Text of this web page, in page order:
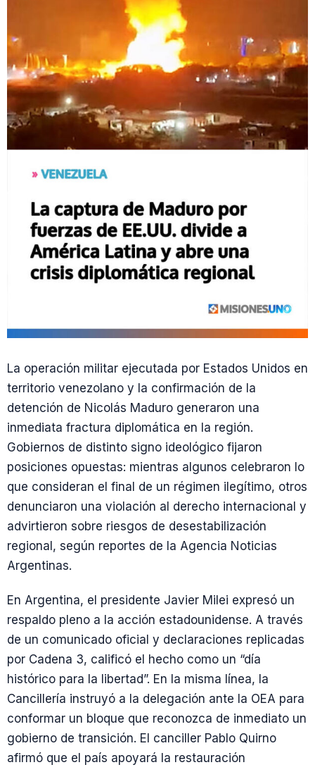
La operación militar ejecutada por Estados Unidos en
territorio venezolano y la confirmación de la
detención de Nicolás Maduro generaron una
inmediata fractura diplomática en la región.
Gobiernos de distinto signo ideológico fijaron
posiciones opuestas: mientras algunos celebraron lo
que consideran el final de un régimen ilegítimo, otros
denunciaron una violación al derecho internacional y
advirtieron sobre riesgos de desestabilización
regional, según reportes de la Agencia Noticias
Argentinas.
En Argentina, el presidente Javier Milei expresó un
respaldo pleno a la acción estadounidense. A través
de un comunicado oficial y declaraciones replicadas
por Cadena 3, calificó el hecho como un “día
histórico para la libertad”. En la misma línea, la
Cancillería instruyó a la delegación ante la OEA para
conformar un bloque que reconozca de inmediato un
gobierno de transición. El canciller Pablo Quirno
afirmó que el país apoyará la restauración